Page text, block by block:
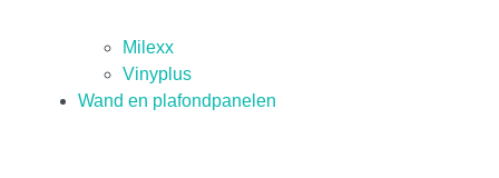
Milexx
Vinyplus
Wand en plafondpanelen